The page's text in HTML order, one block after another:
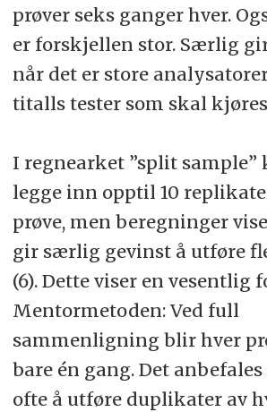
prøver seks ganger hver.
er forskjellen stor. Særlig
når det er store
titalls tester som skal
I regnearket ”split sample”
legge inn opptil 10
prøve, men beregninger
gir særlig gevinst å utføre
(6). Dette viser en vesentlig
Mentormetoden: Ved full
sammenligning blir hver
bare én gang. Det
ofte å utføre duplikater av